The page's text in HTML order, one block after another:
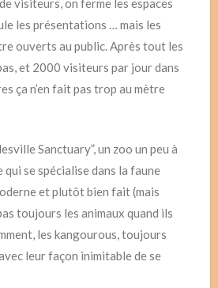
les présentations … mais les
ouverts au public. Après tout les
et 2000 visiteurs par jour dans
ça n’en fait pas trop au mètre
Sanctuary”, un zoo un peu à
qui se spécialise dans la faune
et plutôt bien fait (mais
toujours les animaux quand ils
les kangourous, toujours
leur façon inimitable de se